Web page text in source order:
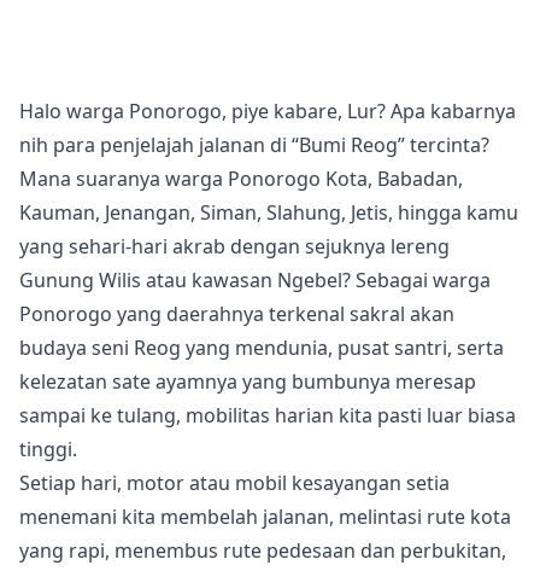
Halo warga Ponorogo, piye kabare, Lur? Apa kabarnya
nih para penjelajah jalanan di “Bumi Reog” tercinta?
Mana suaranya warga Ponorogo Kota, Babadan,
Kauman, Jenangan, Siman, Slahung, Jetis, hingga kamu
yang sehari-hari akrab dengan sejuknya lereng
Gunung Wilis atau kawasan Ngebel? Sebagai warga
Ponorogo yang daerahnya terkenal sakral akan
budaya seni Reog yang mendunia, pusat santri, serta
kelezatan sate ayamnya yang bumbunya meresap
sampai ke tulang, mobilitas harian kita pasti luar biasa
tinggi.
Setiap hari, motor atau mobil kesayangan setia
menemani kita membelah jalanan, melintasi rute kota
yang rapi, menembus rute pedesaan dan perbukitan,